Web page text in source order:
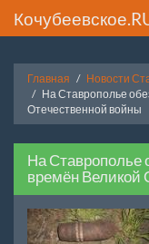
Главная
Новости
На Ставрополье
Отечественной войны
На Ставрополье
времён Великой